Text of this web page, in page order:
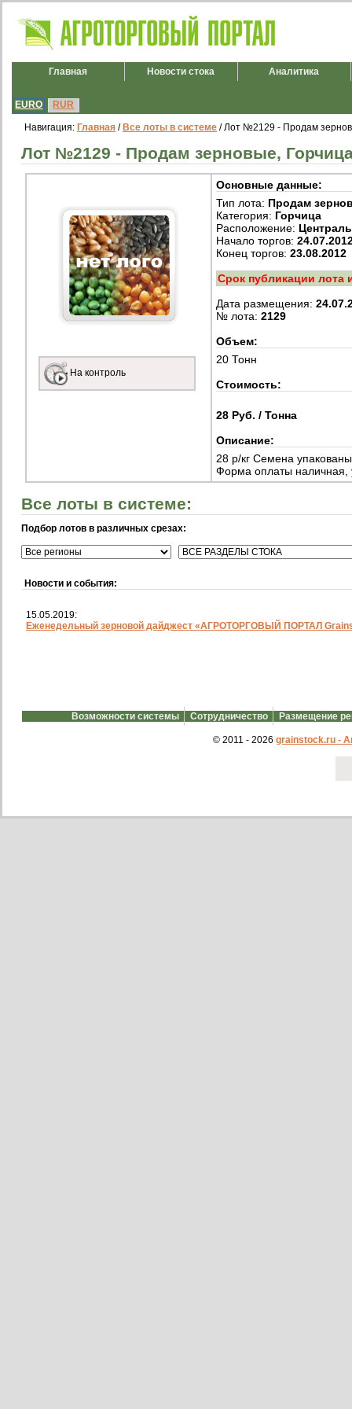
Главная Новости стока Аналитика
EURO RUR
Навигация: Главная / Все лоты в системе / Лот №2129 - Продам
Лот №2129 - Продам зерновые,
На контроль
Основные данные:
Тип лота: Продам
Категория: Горчица
Расположение:
Начало торгов:
Конец торгов: 23.08.2012
Срок публикации лота
Дата размещения:
№ лота: 2129
Объем:
20 Тонн
Стоимость:
28 Руб. / Тонна
Описание:
28 р/кг Семена
Форма оплаты наличная,
Все лоты в системе:
Подбор лотов в различных срезах:
Новости и события:
15.05.2019:
Еженедельный зерновой дайджест «АГРОТОРГОВЫЙ ПОРТАЛ
Возможности системы Сотрудничество Размещение
© 2011 - 2026 grainstock.ru -